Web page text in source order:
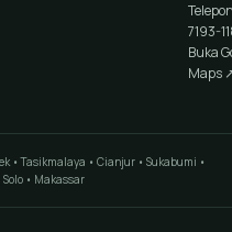
7193-
Buka
Maps
• Tasikmalaya • Cianjur • Sukabumi •
• Makassar